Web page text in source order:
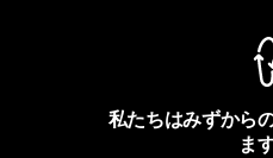
私たちはみずから
ま